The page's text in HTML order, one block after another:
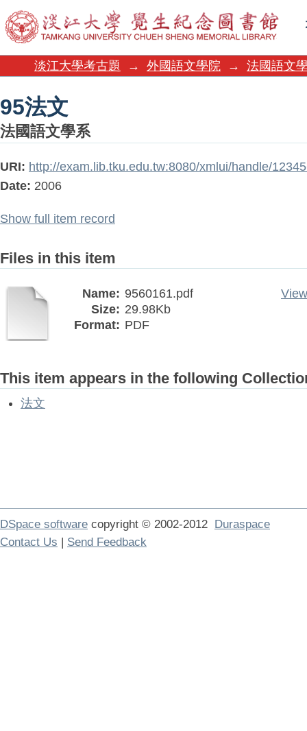
95法文
淡江大學考古題 → 外國語文學院 → 法國語文
95法文
法國語文學系
URI: http://exam.lib.tku.edu.tw:8080/xmlui/handle/
Date: 2006
Show full item record
Files in this item
Name: 9560161.pdf
Size: 29.98Kb
Format: PDF
This item appears in the following
法文
DSpace software copyright © 2002-2012 Duraspace
Contact Us | Send Feedback